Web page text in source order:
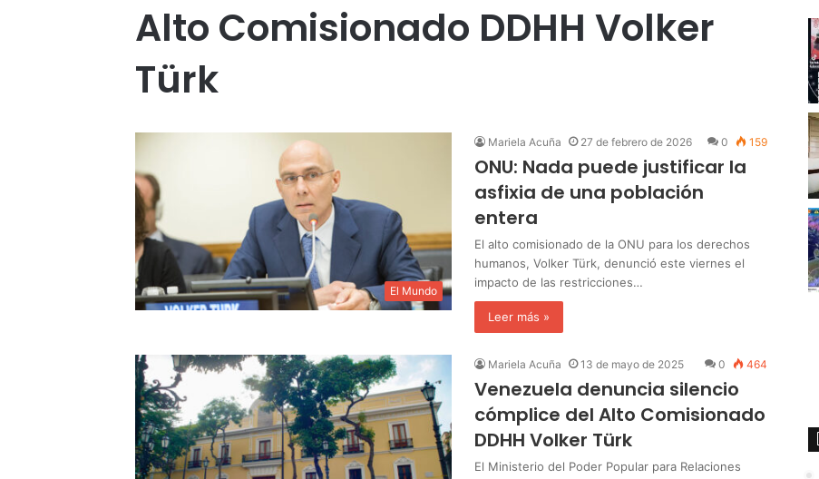
Alto Comisionado DDHH Volker
Türk
El Mundo
Mariela Acuña 27 de febrero de 2026 0 159
ONU: Nada puede justificar la
asfixia de una población
entera
El alto comisionado de la ONU para los derechos
humanos, Volker Türk, denunció este viernes el
impacto de las restricciones…
Leer más »
Mariela Acuña 13 de mayo de 2025 0 464
Venezuela denuncia silencio
cómplice del Alto Comisionado
DDHH Volker Türk
El Ministerio del Poder Popular para Relaciones